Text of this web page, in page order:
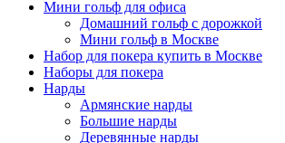
Мини гольф для офиса
Домашний гольф с дорожкой
Мини гольф в Москве
Набор для покера купить в Москве
Наборы для покера
Нарды
Армянские нарды
Большие нарды
Деревянные нарды